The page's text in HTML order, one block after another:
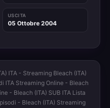
USCITA
05 Ottobre 2004
ITA - Streaming Bleach (ITA)
ITA Streaming Online - Bleach
- Bleach (ITA) SUB ITA Lista
- Bleach (ITA) Streaming